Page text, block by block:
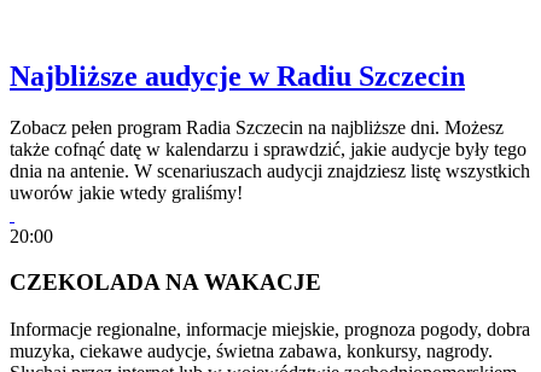
Najbliższe audycje w Radiu Szczecin
Zobacz pełen program Radia Szczecin na najbliższe dni. Możesz
także cofnąć datę w kalendarzu i sprawdzić, jakie audycje były tego
dnia na antenie. W scenariuszach audycji znajdziesz listę wszystkich
uworów jakie wtedy graliśmy!
20:00
CZEKOLADA NA WAKACJE
Informacje regionalne, informacje miejskie, prognoza pogody, dobra
muzyka, ciekawe audycje, świetna zabawa, konkursy, nagrody.